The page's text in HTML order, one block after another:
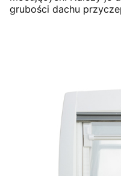
grubości dachu